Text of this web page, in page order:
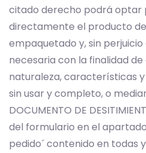
citado derecho podrá optar
directamente el producto
empaquetado y, sin
necesaria con la finalidad
naturaleza, características
sin usar y completo, o
DOCUMENTO DE
del formulario en el
pedido´ contenido en todas